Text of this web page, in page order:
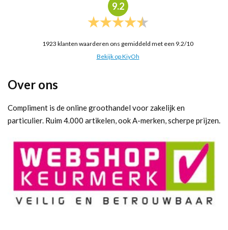
9.2
1923 klanten waarderen ons gemiddeld met een 9.2/10
Bekijk op KiyOh
Over ons
Compliment is de online groothandel voor zakelijk en
particulier. Ruim 4.000 artikelen, ook A-merken, scherpe prijzen.